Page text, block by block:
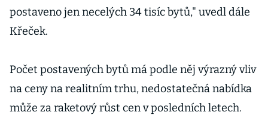
postaveno jen necelých 34 tisíc bytů," uvedl dále
Křeček.
Počet postavených bytů má podle něj výrazný vliv
na ceny na realitním trhu, nedostatečná nabídka
může za raketový růst cen v posledních letech.